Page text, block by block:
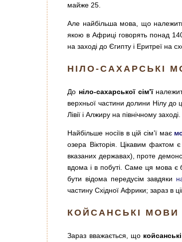
майже 25.
Але найбільша мова, що
якою в Африці говорять понад
на заході до Єгипту і Еритреї на
НІЛО-САХАРСЬКІ
До ніло-сахарської сім’ї
верхньої частини долини Нілу до
Лівії і Алжиру на північному заході.
Найбільше носіїв в цій сім’ї має
озера Вікторія. Цікавим фактом
вказаних державах), проте
вдома і в побуті. Саме ця мова
бути відома передусім завдяки
частину Східної Африки; зараз в
КОЙСАНСЬКІ МОВИ
Зараз вважається, що